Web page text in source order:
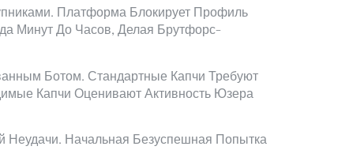
Платформа Блокирует Профиль
Минут До Часов, Делая Брутфорс-
Ботом. Стандартные Капчи Требуют
Капчи Оценивают Активность Юзера
Начальная Безуспешная Попытка